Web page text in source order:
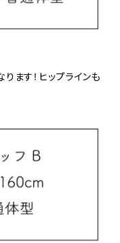
ます！ヒップラインも